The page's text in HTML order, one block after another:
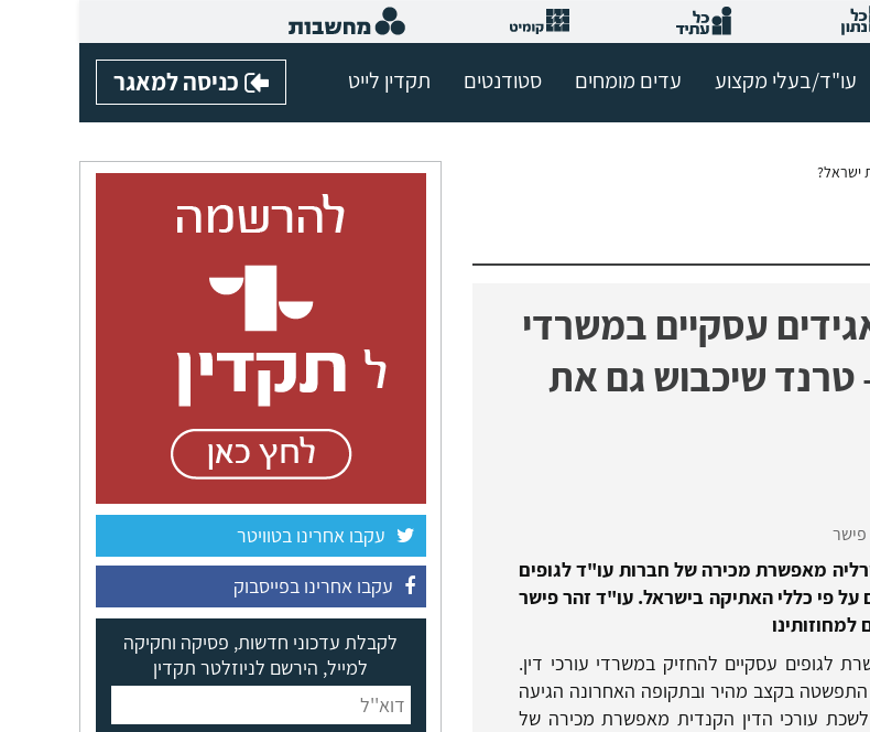
עו"ד/בעלי מקצוע עדים מומחים סטודנטים תקדין לייט כניסה למאגר
ישראל?
עסקיים במשרדי
– טרנד שיכבוש גם את
מאפשרת מכירה של חברות עו"ד לגופים
על פי כללי האתיקה בישראל. עו"ד זהר פישר
לגופים עסקיים להחזיק במשרדי עורכי דין.
בקצב מהיר ובתקופה האחרונה הגיעה
עורכי הדין הקנדית מאפשרת מכירה של
עקבו אחרינו בטוויטר
עקבו אחרינו בפייסבוק
לקבלת עדכוני חדשות, פסיקה וחקיקה
למייל, הירשם לניוזלטר תקדין